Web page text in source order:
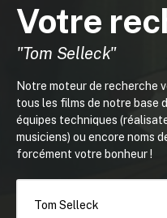
Votre
"Tom Selleck"
Notre moteur de recherche
tous les films de notre base
équipes techniques
musiciens) ou encore noms
forcément votre bonheur !